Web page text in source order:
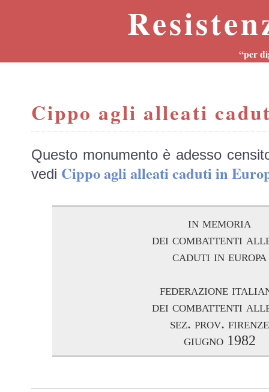
“per
Cippo agli alleati
Questo monumento è adesso
vedi Cippo agli alleati caduti in
in memoria
dei combattenti
caduti in europa
federazione
dei combattenti
sez. prov. firenze
giugno 1982